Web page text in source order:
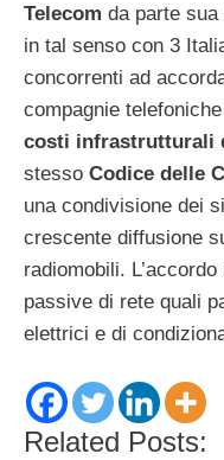
Telecom da parte
in tal senso con 3
concorrenti ad
compagnie
costi infrastrutturali
stesso Codice delle
una condivisione dei
crescente diffusione
radiomobili.
passive di rete quali
elettrici e di
Related Posts: